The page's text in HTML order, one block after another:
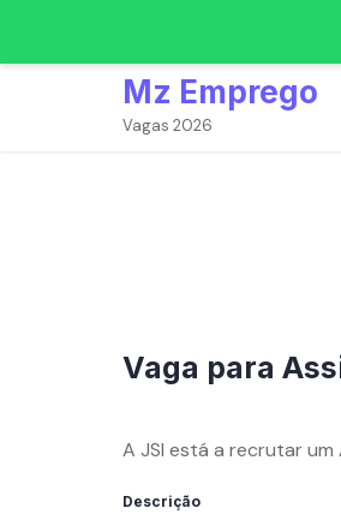
Skip
Mz Emprego
Vagas 2026
Vaga para
A JSI está a recrutar
Descrição